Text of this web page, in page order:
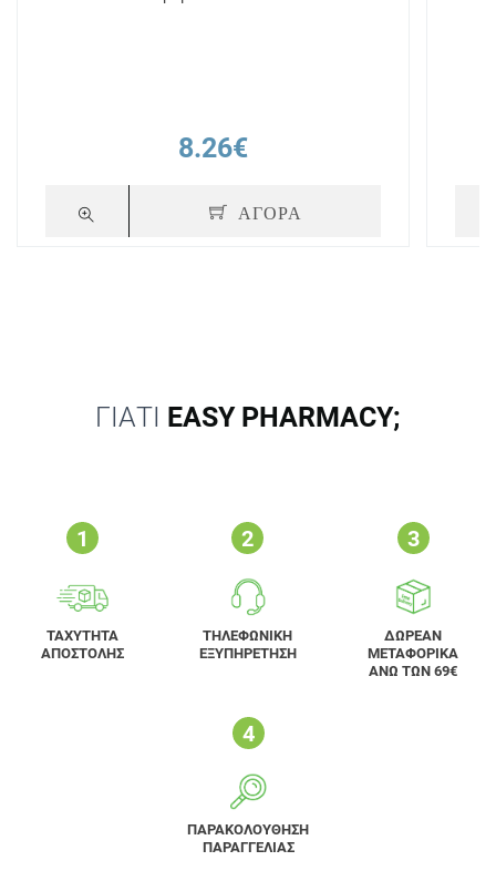
8.26€
ΑΓΟΡΑ
ΓΙΑΤΙ EASY PHARMACY;
ΤΑΧΥΤΗΤΑ
ΑΠΟΣΤΟΛΗΣ
ΤΗΛΕΦΩΝΙΚΗ
ΕΞΥΠΗΡΕΤΗΣΗ
ΔΩΡΕΑΝ
ΜΕΤΑΦΟΡΙΚΑ
ΑΝΩ ΤΩΝ 69€
ΠΑΡΑΚΟΛΟΥΘΗΣΗ
ΠΑΡΑΓΓΕΛΙΑΣ